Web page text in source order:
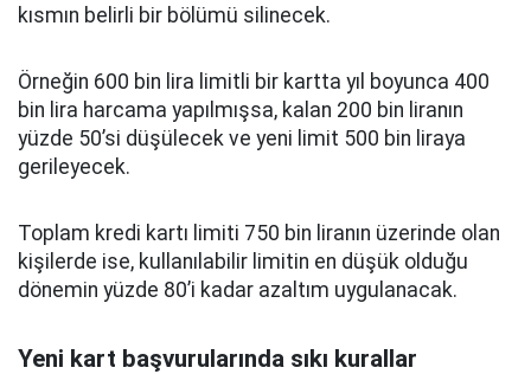
kısmın belirli bir bölümü silinecek.
Örneğin 600 bin lira limitli bir kartta yıl boyunca 400
bin lira harcama yapılmışsa, kalan 200 bin liranın
yüzde 50’si düşülecek ve yeni limit 500 bin liraya
gerileyecek.
Toplam kredi kartı limiti 750 bin liranın üzerinde olan
kişilerde ise, kullanılabilir limitin en düşük olduğu
dönemin yüzde 80’i kadar azaltım uygulanacak.
Yeni kart başvurularında sıkı kurallar